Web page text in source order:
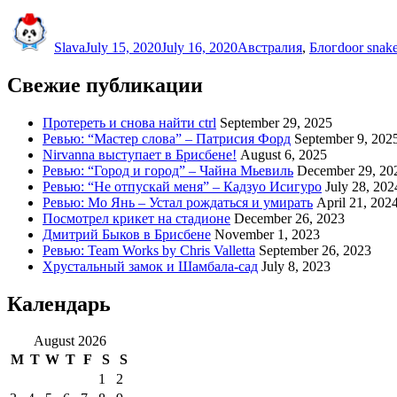
SlavaJuly 15, 2020July 16, 2020Австралия, Блогdoor
Свежие публикации
Протереть и снова найти ctrl September 29, 2025
Ревью: “Мастер слова” – Патрисия Форд September 9,
Nirvanna выступает в Брисбене! August 6, 2025
Ревью: “Город и город” – Чайна Мьевиль December 29,
Ревью: “Не отпускай меня” – Кадзуо Исигуро July 28,
Ревью: Мо Янь – Устал рождаться и умирать April 21,
Посмотрел крикет на стадионе December 26, 2023
Дмитрий Быков в Брисбене November 1, 2023
Ревью: Team Works by Chris Valletta September 26, 2023
Хрустальный замок и Шамбала-сад July 8, 2023
Календарь
August 2026
M T W T F S
S
1
2